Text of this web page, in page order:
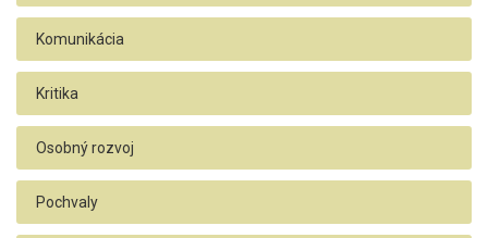
Komunikácia
Kritika
Osobný rozvoj
Pochvaly